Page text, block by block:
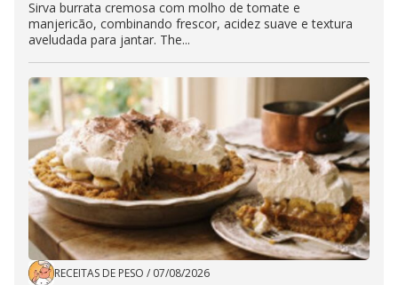
Sirva burrata cremosa com molho de tomate e
manjericão, combinando frescor, acidez suave e textura
aveludada para jantar. The...
RECEITAS DE PESO / 07/08/2026